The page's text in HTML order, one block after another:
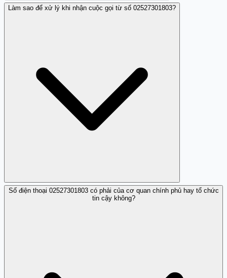
Có, theo đánh giá từ người dùng trên Trang Trắng, số
Làm sao để xử lý khi nhận cuộc gọi từ số 02527301803?
Bạn nên không trả lời hoặc cung cấp thông tin cá nhân,
Số điện thoại 02527301803 có phải của cơ quan chính phủ hay tổ chức
tin cậy không?